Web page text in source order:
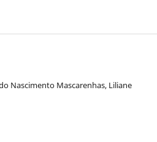
Nascimento Mascarenhas, Liliane